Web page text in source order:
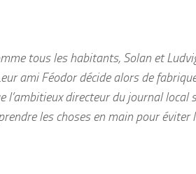
tous les habitants, Solan et
ami Féodor décide alors de
directeur du journal local
les choses en main pour éviter